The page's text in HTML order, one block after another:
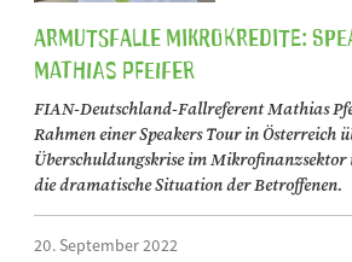
Armutsfalle Mikrokredite:
Mathias Pfeifer
FIAN-Deutschland-Fallreferent Mathias
Rahmen einer Speakers Tour in Österreich
Überschuldungskrise im Mikrofinanzsektor
die dramatische Situation der Betroffenen.
20. September 2022